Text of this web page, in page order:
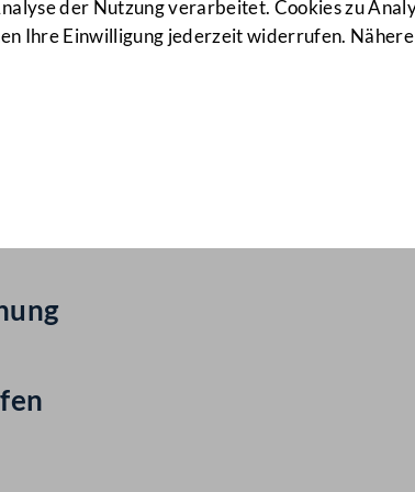
der Nutzung verarbeitet. Cookies zu
Ihre Einwilligung jederzeit widerrufen.
82